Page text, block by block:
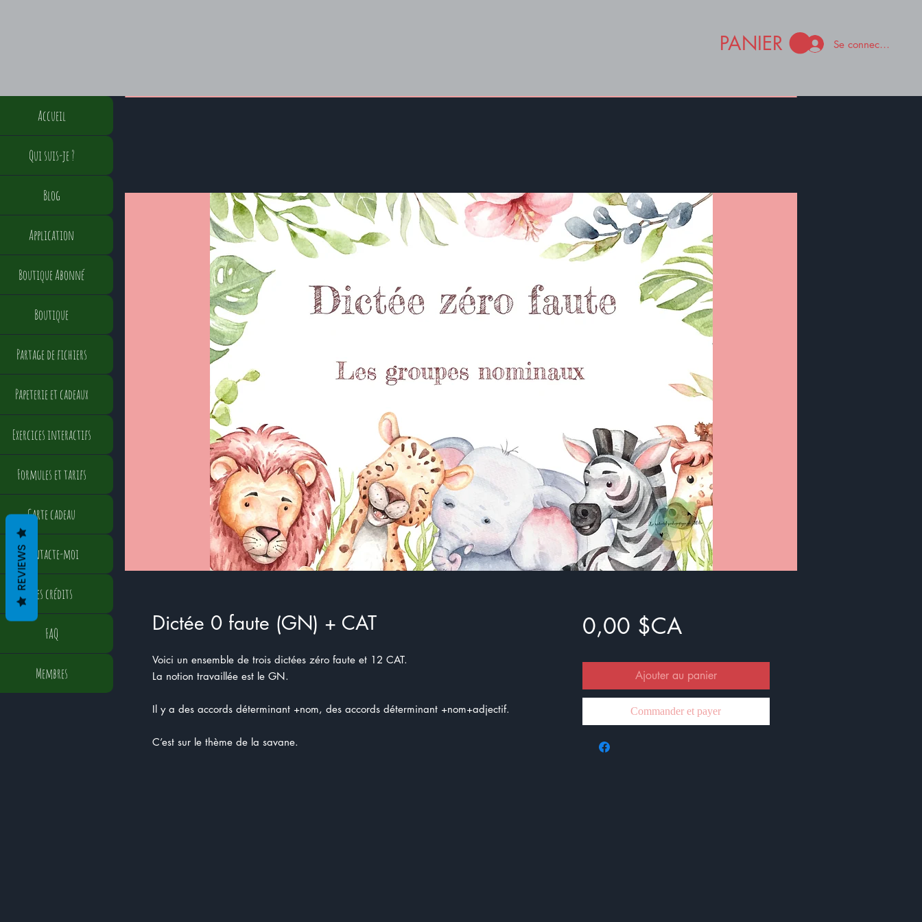
PANIER Se connecter
Dictée 0 faute (GN) + CAT
Voici un ensemble de trois dictées zéro faute et 12 CAT.
La notion travaillée est le GN.
Il y a des accords déterminant +nom, des accords déterminant +nom+adjectif.
C’est sur le thème de la savane.
0,00 $CAPrix
Ajouter au panier
Commander et payer
Accueil
Qui suis-je ?
Blog
Application
Boutique Abonné
Boutique
Partage de fichiers
Papeterie et cadeaux
Exercices interactifs
Formules et tarifs
Carte cadeau
Contacte-moi
Mes crédits
FAQ
Membres
REVIEWS